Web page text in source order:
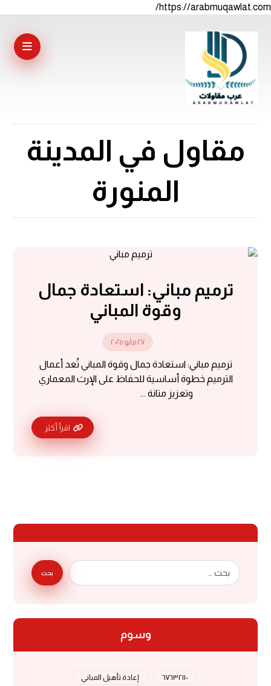
https://arabmuqawlat.com/
مقاول في المدينة
المنورة
ترميم مباني: استعادة جمال
وقوة المباني
٢٧ مايو ٢٠٢٥
ترميم مباني: استعادة جمال وقوة المباني تُعد أعمال
الترميم خطوة أساسية للحفاظ على الإرث المعماري
وتعزيز متانة ...
اقرأ أكثر
بحث
وسوم
٦٧٦٣٢١١٠ إعادة تأهيل المباني